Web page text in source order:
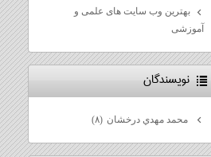
بهترین وب سایت های علمی و
آموزشی
نويسندگان
محمد مهدي درخشان (۸)